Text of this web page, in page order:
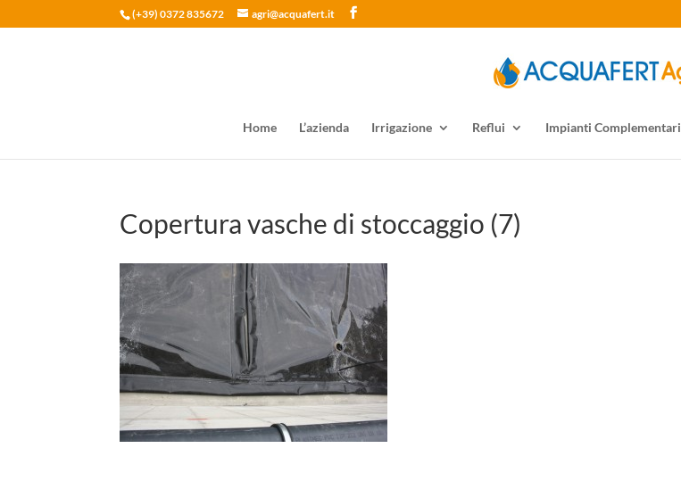
(+39) 0372 835672 agri@acquafert.it
Home L’azienda Irrigazione Reflui Impianti Complementari
Copertura vasche di stoccaggio (7)